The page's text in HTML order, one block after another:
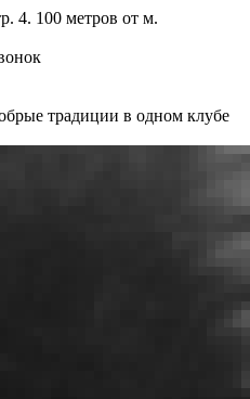
4. 100 метров от м.
традиции в одном клубе